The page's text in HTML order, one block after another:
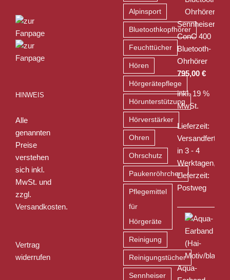
HINWEIS
Alle
genannten
Preise
verstehen
sich inkl.
MwSt. und
zzgl.
Versandkosten.
Vertrag
widerrufen
Alpinsport
Bluetoothkopfhörer
Feuchttücher
Hören
Hörgerätepflege
Hörunterstützung
Hörverstärker
Ohren
Ohrschutz
Paukenröhrchen
Pflegemittel
für
Hörgeräte
Reinigung
Reinigungstücher
Sennheiser
Sennheiser
ConC 400
Bluetooth-
Ohrhörer
795,00 €
inkl. 19 %
MwSt.
Lieferzeit:
Versandfertig
in 3 - 4
Werktagen,
Lieferzeit:
Postweg
Aqua-